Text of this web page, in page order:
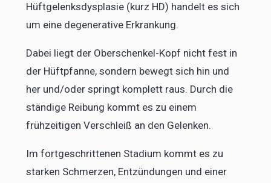
Hüftgelenksdysplasie (kurz HD) handelt es sich
um eine degenerative Erkrankung.
Dabei liegt der Oberschenkel-Kopf nicht fest in
der Hüftpfanne, sondern bewegt sich hin und
her und/oder springt komplett raus. Durch die
ständige Reibung kommt es zu einem
frühzeitigen Verschleiß an den Gelenken.
Im fortgeschrittenen Stadium kommt es zu
starken Schmerzen, Entzündungen und einer